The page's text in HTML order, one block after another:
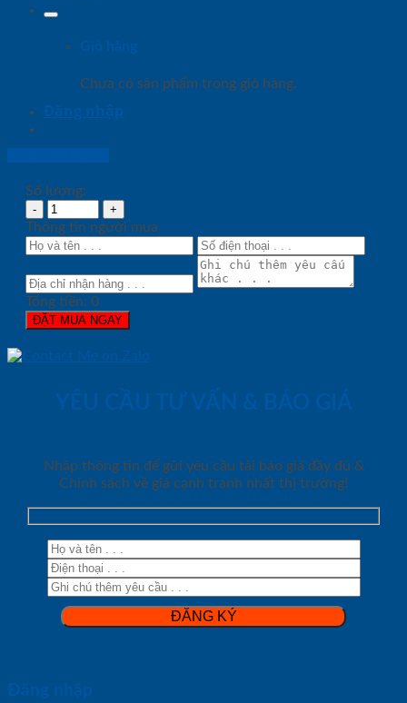
Giỏ hàng
Chưa có sản phẩm trong giỏ hàng.
Đăng nhập
Số lượng:
Thông tin người mua
Tổng tiền: 0
ĐẶT MUA NGAY
YÊU CẦU TƯ VẤN & BÁO GIÁ
Nhập thông tin để gửi yêu cầu tải báo giá đầy đủ &
Chính sách về giá cạnh tranh nhất thị trường!
Đăng nhập